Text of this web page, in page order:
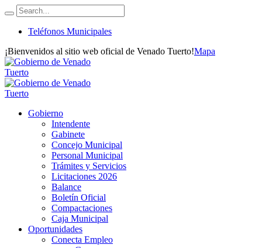
Teléfonos Municipales
¡Bienvenidos al sitio web oficial de Venado Tuerto!Mapa
Gobierno
Intendente
Gabinete
Concejo Municipal
Personal Municipal
Trámites y Servicios
Licitaciones 2026
Balance
Boletín Oficial
Compactaciones
Caja Municipal
Oportunidades
Conecta Empleo